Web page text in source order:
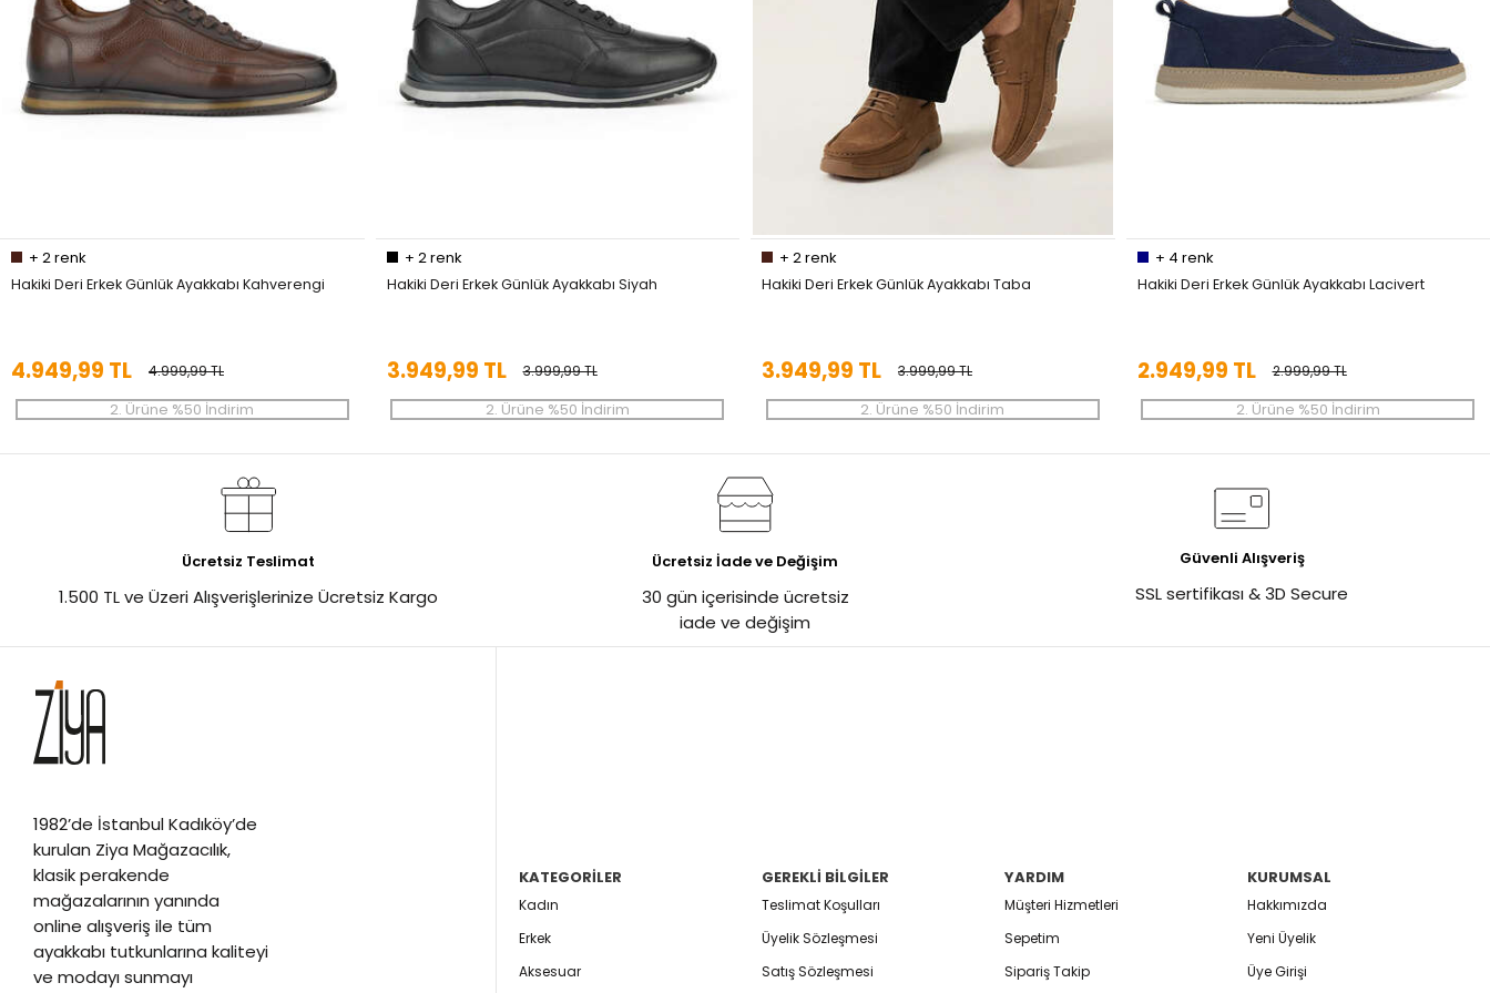
+ 2renk
Hakiki Deri Erkek Günlük Ayakkabı Kahverengi
4.999,99 TL
4.949,99 TL
2. Ürüne %50 İndirim
+ 2renk
Hakiki Deri Erkek Günlük Ayakkabı Siyah
3.999,99 TL
3.949,99 TL
2. Ürüne %50 İndirim
+ 2renk
Hakiki Deri Erkek Günlük Ayakkabı Taba
3.999,99 TL
3.949,99 TL
2. Ürüne %50 İndirim
+ 4 renk
Hakiki Deri Erkek Günlük Ayakkabı Lacivert
2.999,99 TL
2.949,99 TL
2. Ürüne %50 İndirim
Ücretsiz Teslimat
1.500 TL ve Üzeri Alışverişlerinize Ücretsiz Kargo
Ücretsiz İade ve Değişim
30 gün içerisinde ücretsiz
iade ve değişim
Güvenli Alışveriş
SSL sertifikası & 3D Secure
1982’de İstanbul Kadıköy’de
kurulan Ziya Mağazacılık,
klasik perakende
mağazalarının yanında
online alışveriş ile tüm
ayakkabı tutkunlarına kaliteyi
ve modayı sunmayı
KATEGORILER
Kadın
Erkek
Aksesuar
GEREKLI BILGILER
Teslimat Koşulları
Üyelik Sözleşmesi
Satış Sözleşmesi
YARDIM
Müşteri Hizmetleri
Sepetim
Sipariş Takip
KURUMSAL
Hakkımızda
Yeni Üyelik
Üye Girişi